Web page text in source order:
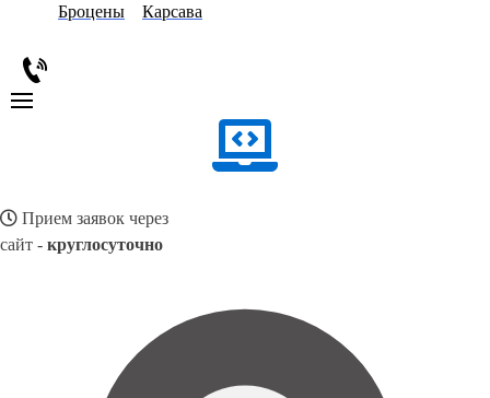
Броцены
Карсава
Прием заявок через
сайт - круглосуточно